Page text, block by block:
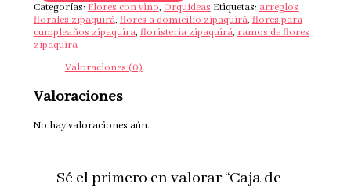
Categorías: Flores con vino, Orquídeas Etiquetas: arreglos
florales zipaquirá, flores a domicilio zipaquirá, flores para
cumpleaños zipaquira, floristeria zipaquirá, ramos de flores
zipaquira
Valoraciones (0)
Valoraciones
No hay valoraciones aún.
Sé el primero en valorar “Caja de